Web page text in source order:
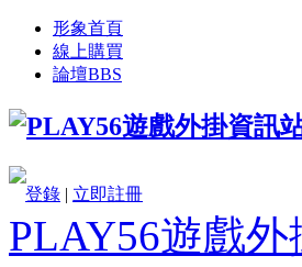
形象首頁
線上購買
論壇BBS
登錄 | 立即註冊
PLAY56遊戲